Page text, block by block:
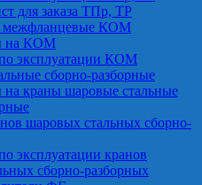
для заказа ТПр, ТР
межфланцевые КОМ
на КОМ
эксплуатации КОМ
сборно-разборные
краны шаровые стальные
шаровых стальных сборно-
эксплуатации кранов
сборно-разборных